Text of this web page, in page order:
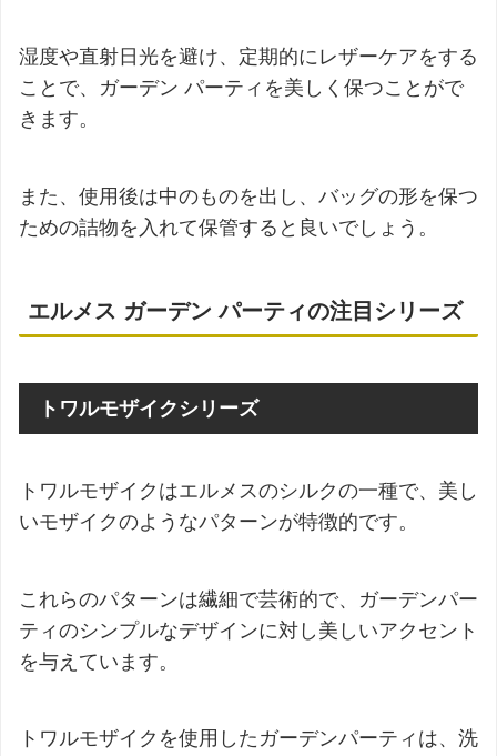
湿度や直射日光を避け、定期的にレザーケアをする
ことで、ガーデン パーティを美しく保つことがで
きます。
また、使用後は中のものを出し、バッグの形を保つ
ための詰物を入れて保管すると良いでしょう。
エルメス ガーデン パーティの注目シリーズ
トワルモザイクシリーズ
トワルモザイクはエルメスのシルクの一種で、美し
いモザイクのようなパターンが特徴的です。
これらのパターンは繊細で芸術的で、ガーデンパー
ティのシンプルなデザインに対し美しいアクセント
を与えています。
トワルモザイクを使用したガーデンパーティは、洗